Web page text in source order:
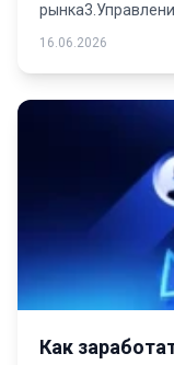
16.06.2026
Как